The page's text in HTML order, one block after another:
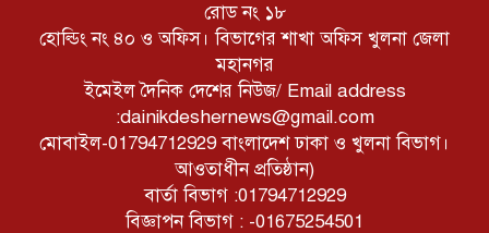
রোড নং ১৮
হোল্ডিং নং ৪০ ও অফিস। বিভাগের শাখা অফিস খুলনা জেলা
মহানগর
ইমেইল দৈনিক দেশের নিউজ/ Email address
:dainikdeshernews@gmail.com
মোবাইল-01794712929 বাংলাদেশ ঢাকা ও খুলনা বিভাগ।
আওতাধীন প্রতিষ্ঠান)
বার্তা বিভাগ :01794712929
বিজ্ঞাপন বিভাগ : -01675254501